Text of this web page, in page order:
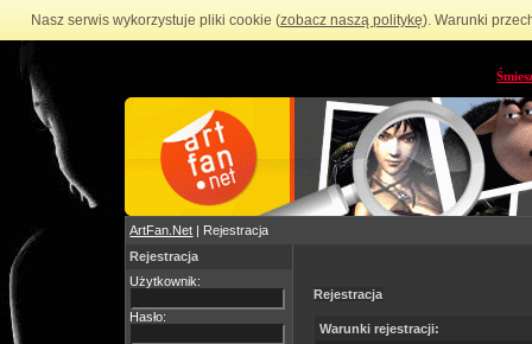
Nasz serwis wykorzystuje pliki cookie (zobacz naszą politykę). Warunki
ArtFan.Net | Rejestracja
Rejestracja
Użytkownik:
Hasło:
Rejestracja
Warunki rejestracji: